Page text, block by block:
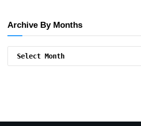
Archive By Months